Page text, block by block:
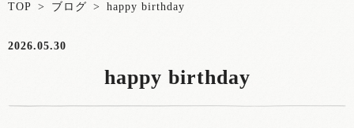
TOP > ブログ > happy birthday
2026.05.30
happy birthday